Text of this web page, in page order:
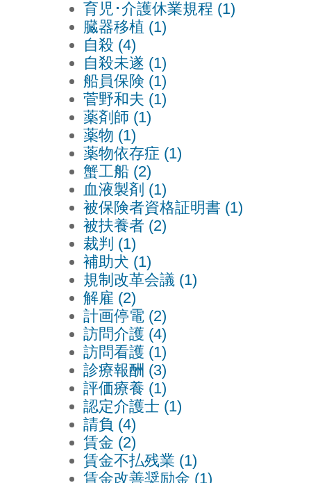
育児･介護休業規程 (1)
臓器移植 (1)
自殺 (4)
自殺未遂 (1)
船員保険 (1)
菅野和夫 (1)
薬剤師 (1)
薬物 (1)
薬物依存症 (1)
蟹工船 (2)
血液製剤 (1)
被保険者資格証明書 (1)
被扶養者 (2)
裁判 (1)
補助犬 (1)
規制改革会議 (1)
解雇 (2)
計画停電 (2)
訪問介護 (4)
訪問看護 (1)
診療報酬 (3)
評価療養 (1)
認定介護士 (1)
請負 (4)
賃金 (2)
賃金不払残業 (1)
賃金改善奨励金 (1)